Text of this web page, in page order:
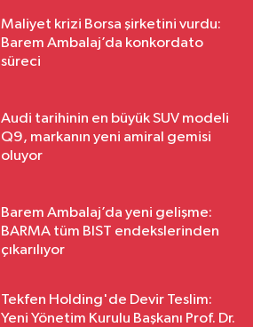
Maliyet krizi Borsa şirketini vurdu:
Barem Ambalaj’da konkordato
süreci
Audi tarihinin en büyük SUV modeli
Q9, markanın yeni amiral gemisi
oluyor
Barem Ambalaj’da yeni gelişme:
BARMA tüm BIST endekslerinden
çıkarılıyor
Tekfen Holding'de Devir Teslim:
Yeni Yönetim Kurulu Başkanı Prof. Dr.